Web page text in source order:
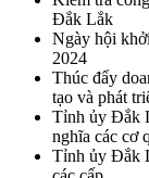
Đắk Lắk
Ngày hội
2024
Thúc đẩy
tạo và phát
Tỉnh ủy Đắk
nghĩa các cơ
Tỉnh ủy Đắk